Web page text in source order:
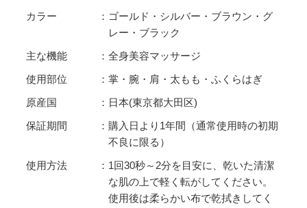
カラー
ゴールド・シルバー・ブラウン・グ
レー・ブラック
主な機能
全身美容マッサージ
使用部位
掌・腕・肩・太もも・ふくらはぎ
原産国
日本(東京都大田区)
保証期間
購入日より1年間（通常使用時の初期
不良に限る）
使用方法
1回30秒～2分を目安に、乾いた清潔
な肌の上で軽く転がしてください。
使用後は柔らかい布で乾拭きしてく